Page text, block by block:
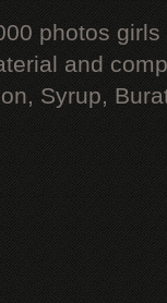
photos
and
Syrup,